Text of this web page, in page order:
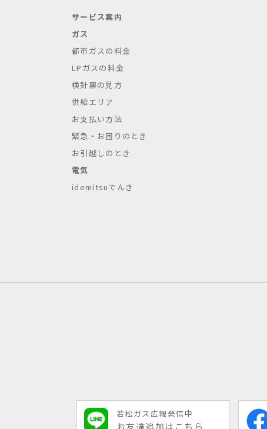
サービス案内
ガス
都市ガスの料金
LPガスの料金
検針票の見方
供給エリア
お支払い方法
緊急・お困りのとき
お引越しのとき
電気
idemitsuでんき
若松ガス広報発信中
お友達追加はこちら